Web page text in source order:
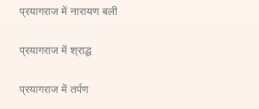
प्रयागराज में नारायण बली
प्रयागराज में श्राद्ध
प्रयागराज में तर्पण